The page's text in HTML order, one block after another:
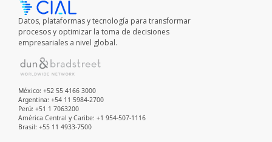
Datos, plataformas y tecnología para transformar
procesos y optimizar la toma de decisiones
empresariales a nivel global.
México: +52 55 4166 3000
Argentina: +54 11 5984-2700
Perú: +51 1 7063200
América Central y Caribe: +1 954-507-1116
Brasil: +55 11 4933-7500